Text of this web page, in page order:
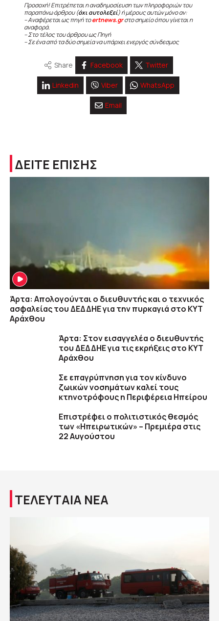
Προσοχή! Επιτρέπεται η αναδημοσίευση των πληροφοριών του
παραπάνω άρθρου (όχι αυτολεξεί) ή μέρους αυτών μόνο αν:
– Αναφέρεται ως πηγή τοertnews.grστο σημείο όπου γίνεται η
αναφορά.
– Στο τέλος του άρθρου ως Πηγή
– Σε ένα από τα δύο σημεία να υπάρχει ενεργός σύνδεσμος
Share Facebook Twitter
Linkedin Viber WhatsApp
Email
ΔΕΙΤΕ ΕΠΙΣΗΣ
Άρτα: Απολογούνται ο διευθυντής και ο τεχνικός
ασφαλείας του ΔΕΔΔΗΕ για την πυρκαγιά στο ΚΥΤ
Αράχθου
Άρτα: Στον εισαγγελέα ο διευθυντής
του ΔΕΔΔΗΕ για τις εκρήξεις στο ΚΥΤ
Αράχθου
Σε επαγρύπνηση για τον κίνδυνο
ζωικών νοσημάτων καλεί τους
κτηνοτρόφους η Περιφέρεια Ηπείρου
Επιστρέφει ο πολιτιστικός θεσμός
των «Ηπειρωτικών» – Πρεμιέρα στις
22 Αυγούστου
ΤΕΛΕΥΤΑΙΑ ΝΕΑ